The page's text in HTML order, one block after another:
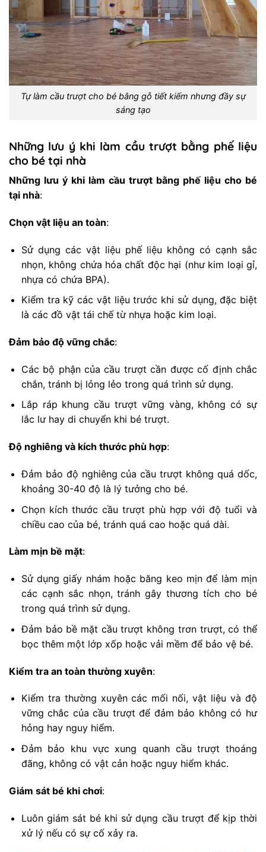
Tự làm cầu trượt cho bé bằng gỗ tiết kiếm nhưng đầy sự
sáng tạo
Những lưu ý khi làm cầu trượt bằng phế liệu
cho bé tại nhà
Những lưu ý khi làm cầu trượt bằng phế liệu cho bé
tại nhà:
Chọn vật liệu an toàn:
Sử dụng các vật liệu phế liệu không có cạnh sắc
nhọn, không chứa hóa chất độc hại (như kim loại gỉ,
nhựa có chứa BPA).
Kiểm tra kỹ các vật liệu trước khi sử dụng, đặc biệt
là các đồ vật tái chế từ nhựa hoặc kim loại.
Đảm bảo độ vững chắc:
Các bộ phận của cầu trượt cần được cố định chắc
chắn, tránh bị lỏng lẻo trong quá trình sử dụng.
Lắp ráp khung cầu trượt vững vàng, không có sự
lắc lư hay di chuyển khi bé trượt.
Độ nghiêng và kích thước phù hợp:
Đảm bảo độ nghiêng của cầu trượt không quá dốc,
khoảng 30-40 độ là lý tưởng cho bé.
Chọn kích thước cầu trượt phù hợp với độ tuổi và
chiều cao của bé, tránh quá cao hoặc quá dài.
Làm mịn bề mặt:
Sử dụng giấy nhám hoặc băng keo mịn để làm mịn
các cạnh sắc nhọn, tránh gây thương tích cho bé
trong quá trình sử dụng.
Đảm bảo bề mặt cầu trượt không trơn trượt, có thể
bọc thêm một lớp xốp hoặc vải mềm để bảo vệ bé.
Kiểm tra an toàn thường xuyên:
Kiểm tra thường xuyên các mối nối, vật liệu và độ
vững chắc của cầu trượt để đảm bảo không có hư
hỏng hay nguy hiểm.
Đảm bảo khu vực xung quanh cầu trượt thoáng
đãng, không có vật cản hoặc nguy hiểm khác.
Giám sát bé khi chơi:
Luôn giám sát bé khi sử dụng cầu trượt để kịp thời
xử lý nếu có sự cố xảy ra.